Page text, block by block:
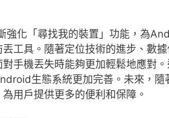
強化「尋找我的裝置」功能，為
丟工具。隨著定位技術的進步、數
手機丟失時能夠更加輕鬆地應對
生態系統更加完善。未來，
用戶提供更多的便利和保障。